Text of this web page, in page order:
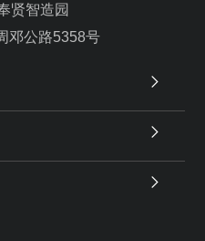
贤智造园
邓公路5358号